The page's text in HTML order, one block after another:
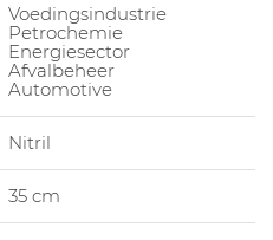
Voedingsindustrie
Petrochemie
Energiesector
Afvalbeheer
Automotive
Nitril
35 cm